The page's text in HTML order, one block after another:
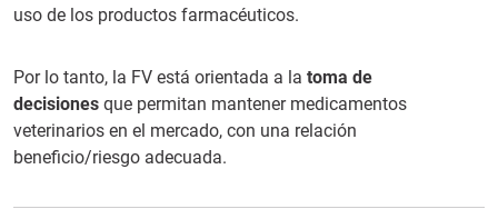
uso de los productos farmacéuticos.
Por lo tanto, la FV está orientada a la toma de
decisiones que permitan mantener medicamentos
veterinarios en el mercado, con una relación
beneficio/riesgo adecuada.